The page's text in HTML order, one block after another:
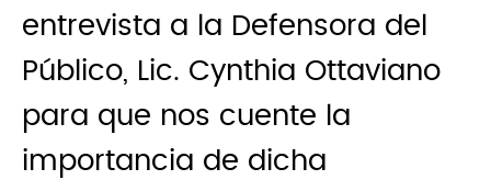
entrevista a la Defensora del
Público, Lic. Cynthia Ottaviano
para que nos cuente la
importancia de dicha